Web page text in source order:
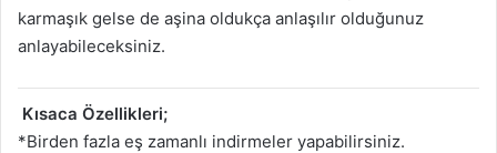
karmaşık gelse de aşina oldukça anlaşılır olduğunuz
anlayabileceksiniz.
Kısaca Özellikleri;
*Birden fazla eş zamanlı indirmeler yapabilirsiniz.